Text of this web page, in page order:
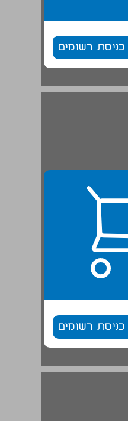
כניסת רשומים
כניסת רשומים